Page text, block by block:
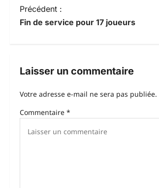
N
a
i
a
t
Précédent :
Fin de service pour 17 joueurs
Laisser un commentaire
Votre adresse e-mail ne sera pas publiée.
Commentaire *